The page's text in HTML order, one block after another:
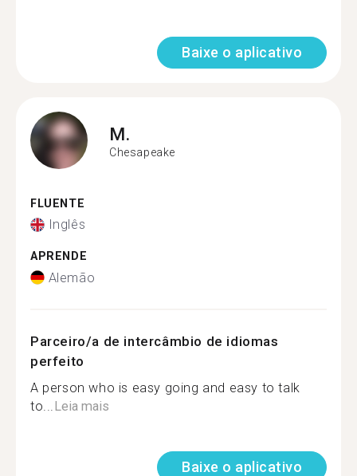
Baixe o aplicativo
M.
Chesapeake
FLUENTE
Inglês
APRENDE
Alemão
Parceiro/a de intercâmbio de idiomas
perfeito
A person who is easy going and easy to talk
to... Leia mais
Baixe o aplicativo